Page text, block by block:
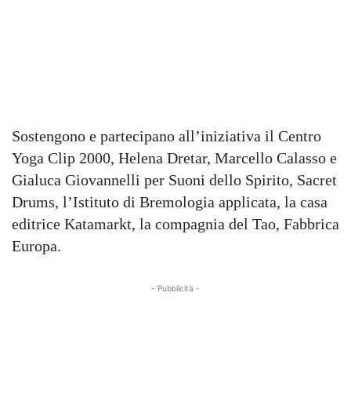
Sostengono e partecipano all’iniziativa il Centro
Yoga Clip 2000, Helena Dretar, Marcello Calasso e
Gialuca Giovannelli per Suoni dello Spirito, Sacret
Drums, l’Istituto di Bremologia applicata, la casa
editrice Katamarkt, la compagnia del Tao, Fabbrica
Europa.
- Pubblicità -